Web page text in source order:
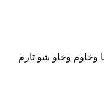
وخاوم وخاو شو تارم